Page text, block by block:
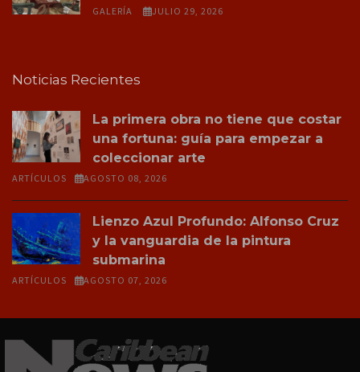
GALERÍA JULIO 29, 2026
Noticias Recientes
La primera obra no tiene que costar
una fortuna: guía para empezar a
coleccionar arte
ARTÍCULOS AGOSTO 08, 2026
Lienzo Azul Profundo: Alfonso Cruz
y la vanguardia de la pintura
submarina
ARTÍCULOS AGOSTO 07, 2026